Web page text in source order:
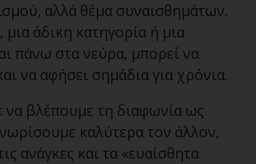
αλλά θέμα συναισθημάτων.
άδικη κατηγορία ή μια
πάνω στα νεύρα, μπορεί να
να αφήσει σημάδια για χρόνια.
βλέπουμε τη διαφωνία ως
καλύτερα τον άλλον,
ανάγκες και τα «ευαίσθητα